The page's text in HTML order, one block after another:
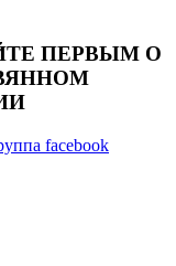
ПЕРВЫМ О
facebook